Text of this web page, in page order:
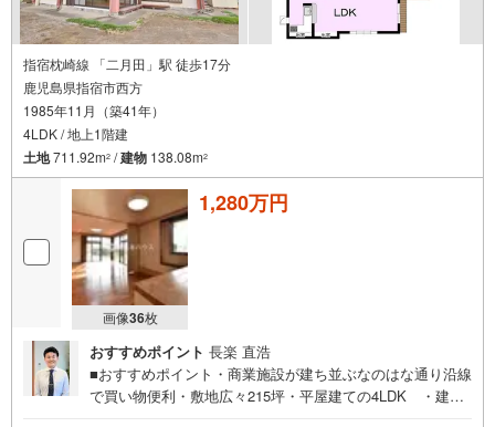
指宿枕崎線 「二月田」駅 徒歩17分
鹿児島県指宿市西方
1985年11月（築41年）
4LDK / 地上1階建
土地711.92m2 /建物 138.08m2
画像36枚
1,280万円
おすすめポイント 長楽 直浩
■おすすめポイント・商業施設が建ち並ぶなのはな通り沿線
で買い物便利・敷地広々215坪・平屋建ての4LDK ・建物